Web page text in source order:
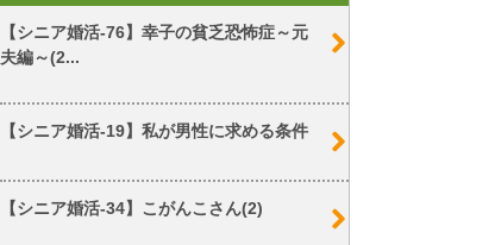
【シニア婚活-76】幸子の貧乏恐怖症～元
夫編～(2...
【シニア婚活-19】私が男性に求める条件
【シニア婚活-34】こがんこさん(2)